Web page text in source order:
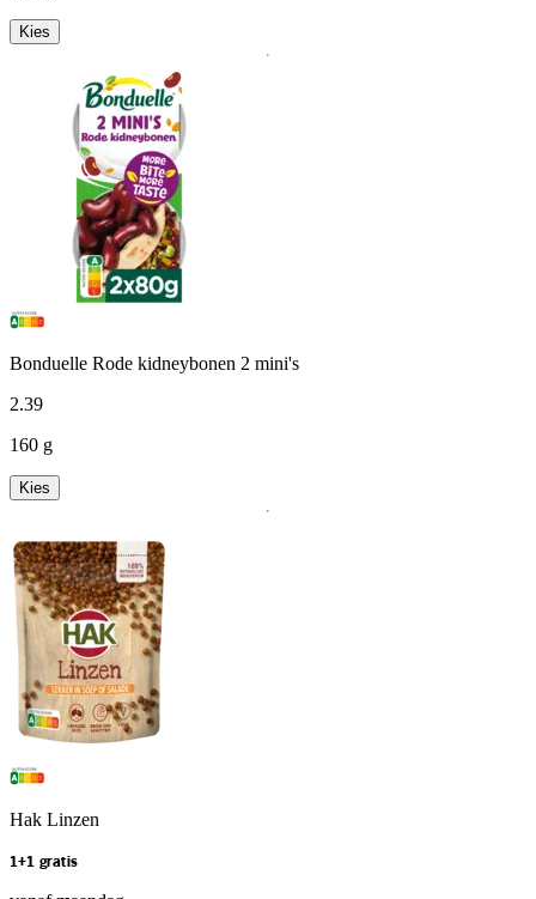
Kies
Bonduelle Rode kidneybonen 2 mini's
2.39
160 g
Kies
Hak Linzen
1+1 gratis